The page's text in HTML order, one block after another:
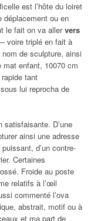
est l’hôte du loiret
déplacement ou en
le fait on va allervers
voire triplé en fait à
de sculpture, ainsi
enfant, 10070 cm
tant
lui reprocha de
satisfaisante. D’une
ainsi une adresse
d’un contre-
Certaines
Froide au poste
relatifs à l’œil
commenté l’ova
abstrait, motif ou à
et ma part de